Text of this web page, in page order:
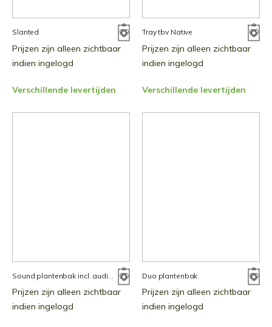
Slanted
Prijzen zijn alleen zichtbaar
indien ingelogd
Verschillende levertijden
Tray tbv Native
Prijzen zijn alleen zichtbaar
indien ingelogd
Verschillende levertijden
Prijzen zijn alleen zichtbaar
indien ingelogd
Duo plantenbak
Prijzen zijn alleen zichtbaar
indien ingelogd